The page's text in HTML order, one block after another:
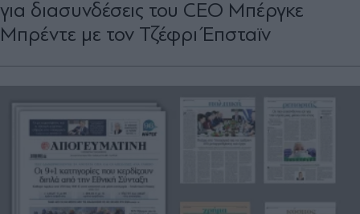
για διασυνδέσεις του CEO Μπέργκε
Μπρέντε με τον Τζέφρι Έπσταϊν